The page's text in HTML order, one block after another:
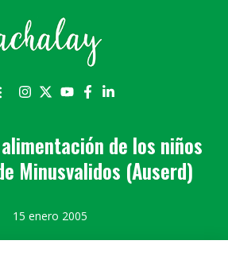
de los niños
Minusvalidos (Auserd)
15 enero 2005